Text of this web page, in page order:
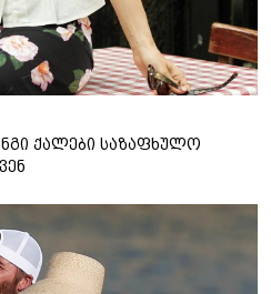
ქალები საზაფხულო